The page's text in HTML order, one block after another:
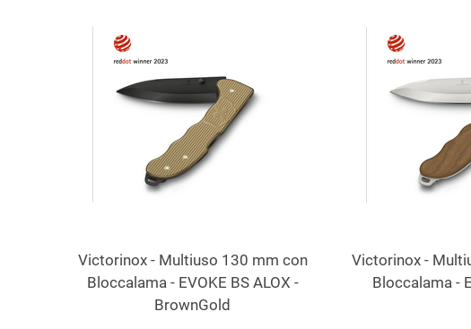
Victorinox - Multiuso 130 mm con
Bloccalama - EVOKE BS ALOX -
BrownGold
Victorinox -
Bloccalama -